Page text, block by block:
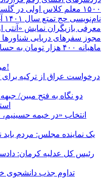
۱۵۰۰ معلم کلاس اولی در گلستان مشخص شدند
نام‌نویسی حج تمتع سال ۱۴۰۱ آغاز شد
معرفی بازیگران نمایش «آنتی
مجوز سفرهای دریایی شناورها
ماهیانه ۴۰۰ هزار تومان به حساب هر نفر واریز می‌شود
مراقب حواشی «سلول درمانی» باشید!
درخواست عراق از ترکیه
دو نگاه به فتح مبین/
انتخاب «در خیمه حسینیم،
یک نماینده مجلس: مردم
رئیس کل عدلیه کرمان:
تداوم جذب دانشجوی